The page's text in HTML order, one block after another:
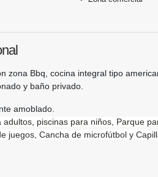
zona Bbq, cocina integral tipo
y baño privado.
amoblado.
adultos, piscinas para niños, Parque
juegos, Cancha de microfútbol y